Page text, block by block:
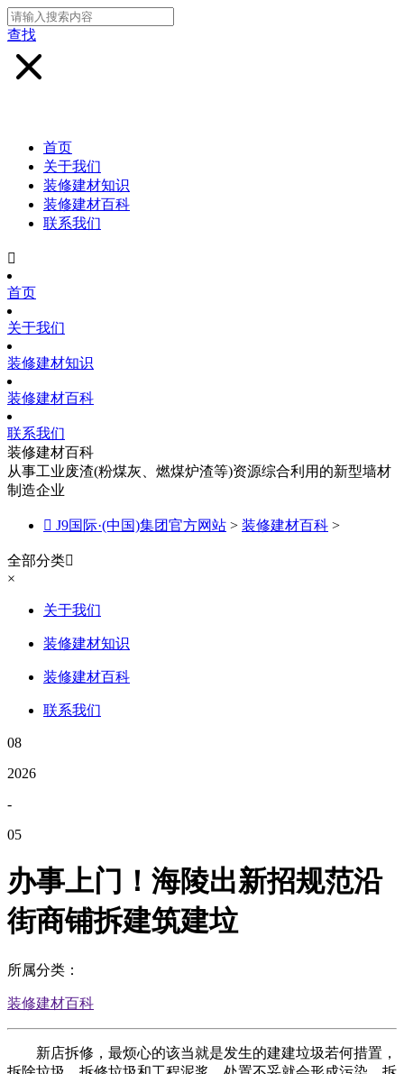
查找
首页
关于我们
装修建材知识
装修建材百科
联系我们

首页
关于我们
装修建材知识
装修建材百科
联系我们
装修建材百科
从事工业废渣(粉煤灰、燃煤炉渣等)资源综合利用的新型墙材
制造企业
 J9国际·(中国)集团官方网站 > 装修建材百科 >
全部分类
×
关于我们
装修建材知识
装修建材百科
联系我们
08
2026
-
05
办事上门！海陵出新招规范沿
街商铺拆建筑建垃
所属分类：
装修建材百科
新店拆修，最烦心的该当就是发生的建建垃圾若何措置，